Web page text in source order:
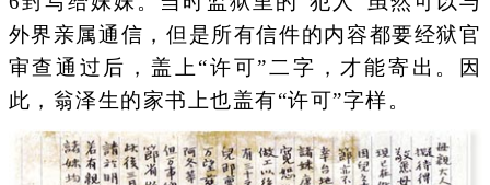
外界亲属通信，但是所有信件的内容都要经狱官
审查通过后，盖上“许可”二字，才能寄出。因
此，翁泽生的家书上也盖有“许可”字样。